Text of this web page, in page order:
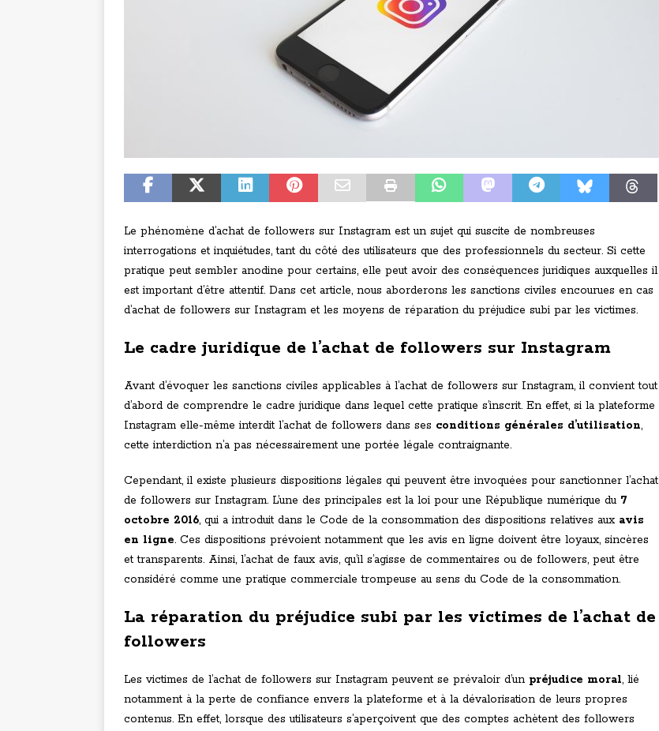
Le phénomène d’achat de followers sur Instagram est un sujet qui suscite de nombreuses
interrogations et inquiétudes, tant du côté des utilisateurs que des professionnels du secteur. Si cette
pratique peut sembler anodine pour certains, elle peut avoir des conséquences juridiques auxquelles il
est important d’être attentif. Dans cet article, nous aborderons les sanctions civiles encourues en cas
d’achat de followers sur Instagram et les moyens de réparation du préjudice subi par les victimes.
Le cadre juridique de l’achat de followers sur Instagram
Avant d’évoquer les sanctions civiles applicables à l’achat de followers sur Instagram, il convient tout
d’abord de comprendre le cadre juridique dans lequel cette pratique s’inscrit. En effet, si la plateforme
Instagram elle-même interdit l’achat de followers dans ses conditions générales d’utilisation,
cette interdiction n’a pas nécessairement une portée légale contraignante.
Cependant, il existe plusieurs dispositions légales qui peuvent être invoquées pour sanctionner l’achat
de followers sur Instagram. L’une des principales est la loi pour une République numérique du 7
octobre 2016, qui a introduit dans le Code de la consommation des dispositions relatives aux avis
en ligne. Ces dispositions prévoient notamment que les avis en ligne doivent être loyaux, sincères
et transparents. Ainsi, l’achat de faux avis, qu’il s’agisse de commentaires ou de followers, peut être
considéré comme une pratique commerciale trompeuse au sens du Code de la consommation.
La réparation du préjudice subi par les victimes de l’achat de
followers
Les victimes de l’achat de followers sur Instagram peuvent se prévaloir d’un préjudice moral, lié
notamment à la perte de confiance envers la plateforme et à la dévalorisation de leurs propres
contenus. En effet, lorsque des utilisateurs s’aperçoivent que des comptes achètent des followers